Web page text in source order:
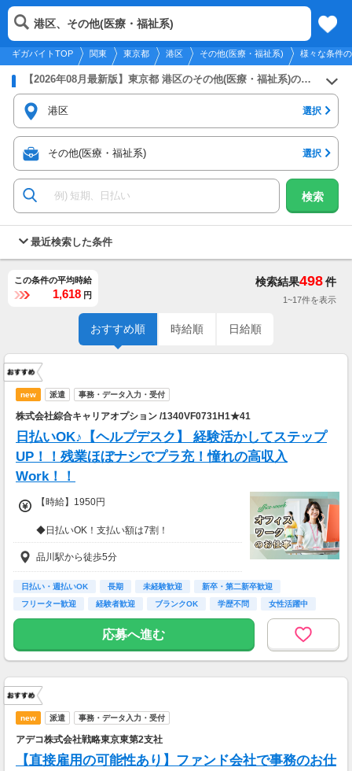
2026年8月10日更新
関東
メニュー
ギガバイトTOP 関東 東京都 港区 その他(医療・福祉系) 様々な条件
港区、その他(医療・福祉系)
【2026年08月最新版】東京都 港区のその他(医療・福祉系)のバイト・アルバイト・パートの求人募集情報
港区 選択
その他(医療・福祉系) 選択
検索
最近検索した条件
この条件の平均時給
1,618 円
検索結果498件
1~17件を表示
おすすめ順 時給順 日給順
new 派遣 事務・データ入力・受付
株式会社綜合キャリアオプション /1340VF0731H1★41
日払いOK♪【ヘルプデスク】 経験活かしてステップ
UP！！残業ほぼナシでプラ充！憧れの高収入
Work！！
【時給】1950円
◆日払いOK！支払い額は7割！
※規定・支払い条件有
品川駅から徒歩5分
日払い・週払いOK 長期 未経験歓迎
新卒・第二新卒歓迎
フリーター歓迎
経験者歓迎 ブランクOK 学歴不問 女性活躍中
応募へ進む
new 派遣 事務・データ入力・受付
アデコ株式会社戦略東京東第2支社
【直接雇用の可能性あり】ファンド会社で事務のお仕